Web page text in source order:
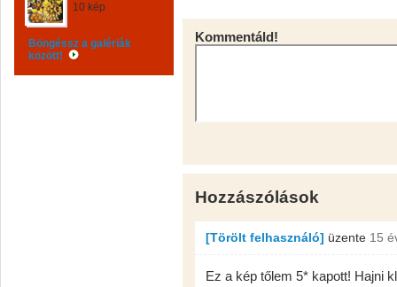
10 kép
Böngéssz a galériák
között!
Kommentáld!
Hozzászólások
[Törölt felhasználó] üzente 15
Ez a kép tőlem 5* kapott! Hajni